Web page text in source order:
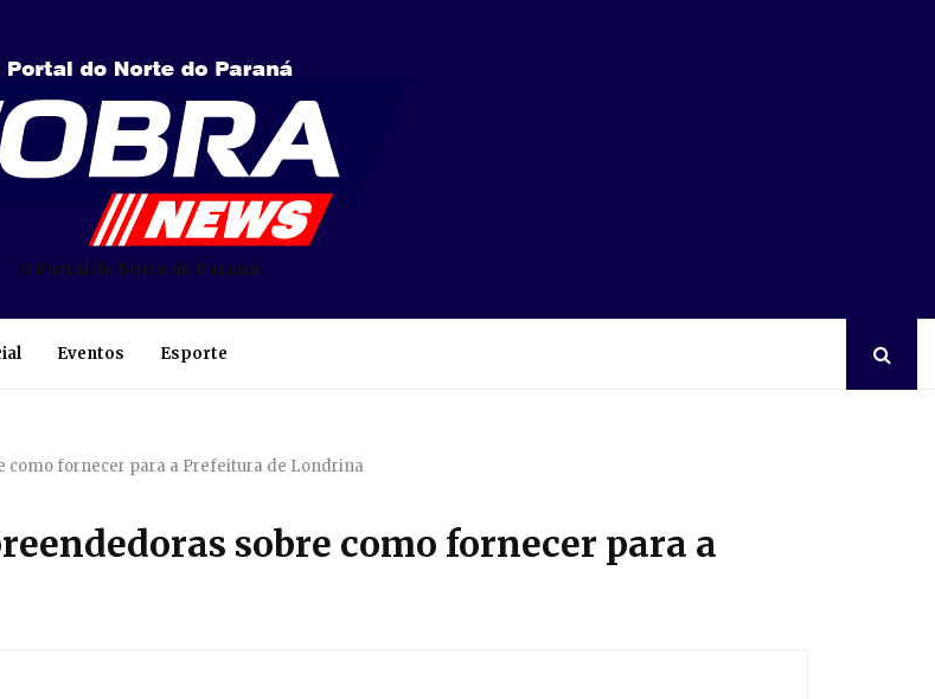
O Portal do Norte do Paraná
Eventos Esporte
fornecer para a Prefeitura de Londrina
sobre como fornecer para a